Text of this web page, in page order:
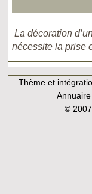
La décoration
nécessite la prise
Thème et
©